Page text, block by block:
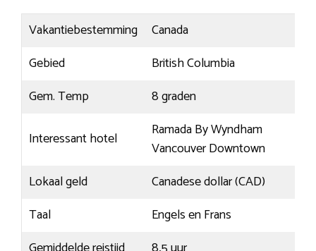
Vakantiebestemming
Canada
Gebied
British Columbia
Gem. Temp
8 graden
Interessant hotel
Ramada By Wyndham
Vancouver Downtown
Lokaal geld
Canadese dollar (CAD)
Taal
Engels en Frans